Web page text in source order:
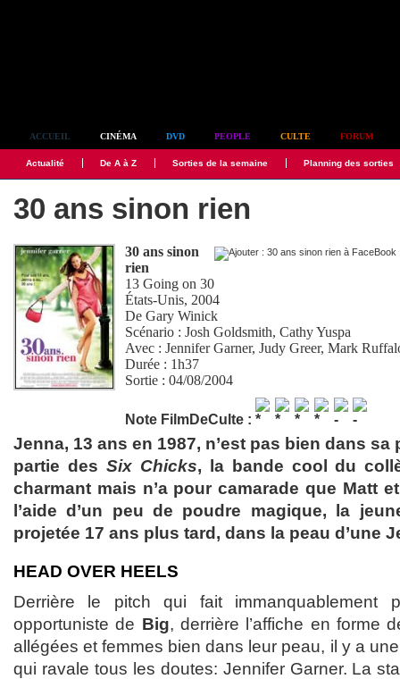
ACCUEIL CINÉMA DVD PEOPLE CULTE FORUM
Actualité De A à Z Sorties de la semaine Planning des sorties
30 ans sinon rien
30 ans sinon
rien
13 Going on 30
États-Unis, 2004
DeGary Winick
Scénario :Josh Goldsmith,Cathy Yuspa
Avec :Jennifer Garner,Judy Greer,Mark
Durée : 1h37
Sortie : 04/08/2004
Note FilmDeCulte :
Jenna, 13 ans en 1987, n’est pas bien dans sa
partie des Six Chicks, la bande cool du
charmant mais n’a pour camarade que Matt
l’aide d’un peu de poudre magique, la
projetée 17 ans plus tard, dans la peau d’une
HEAD OVER HEELS
Derrière le pitch qui fait immanquablement
opportuniste de Big, derrière l’affiche en forme
allégées et femmes bien dans leur peau, il y a
qui ravale tous les doutes: Jennifer Garner. La